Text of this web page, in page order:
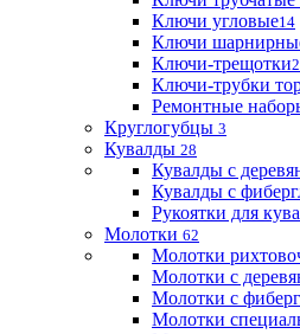
Ключи угловые14
Ключи
Ключи-трещотки
Ключи-трубки
Ремонтные
Круглогубцы 3
Кувалды 28
Кувалды с
Кувалды с
Рукоятки для
Молотки 62
Молотки
Молотки с
Молотки с
Молотки